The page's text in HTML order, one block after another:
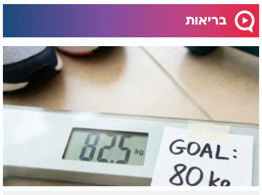
בריאות